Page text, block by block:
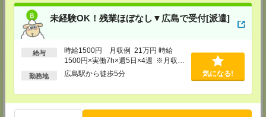
未経験OK！残業ほぼなし▼広島で受付[派遣]
給与
時給1500円 月収例 21万円 時給
1500円×実働7h×週5日×4週 ※月収例
を保証するものではありません。※給
勤務地 広島駅から徒歩5分 気になる!
【電話登録】30分程度
・経験やご希望などをインタビュー
・お仕事のご紹介など
【来社登録】約1.5～2時間＊経験・ご希望による
・ガイダンス
・経験や希望をインタビュー
・スキルチェック
登録場所